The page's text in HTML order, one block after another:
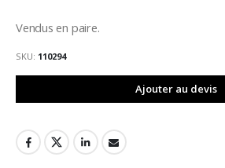
Vendus en paire.
SKU 110294
Ajouter au devis